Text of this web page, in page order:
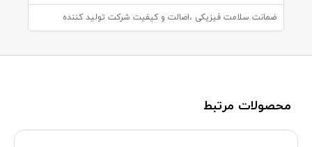
ضمانت سلامت فیزیکی ،اصالت و کیفیت شرکت تولید کننده
محصولات مرتبط